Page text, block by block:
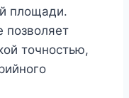
площади.
позволяет
точностью,